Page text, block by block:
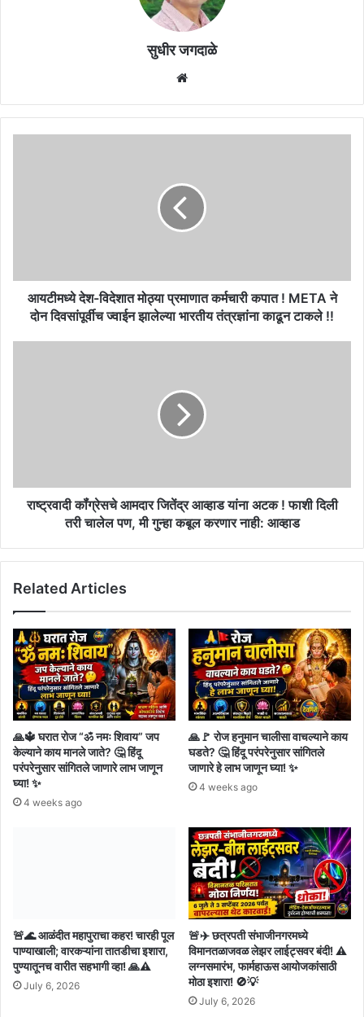
सुधीर जगदाळे
META
आयटीमध्ये देश-विदेशात मोठ्या प्रमाणात कर्मचारी कपात ! META ने
दोन दिवसांपूर्वीच ज्वाईन झालेल्या भारतीय तंत्रज्ञांना काढून टाकले !!
फाशी
दिली
गुन्हा
नाही:
आव्हाड
राष्ट्रवादी कॉंग्रेसचे आमदार जितेंद्र आव्हाड यांना अटक ! फाशी दिली
तरी चालेल पण, मी गुन्हा कबूल करणार नाही: आव्हाड
Related Articles
🙏🔱 घरात रोज “ॐ नमः शिवाय” जप
केल्याने काय मानले जाते? 🤔 हिंदू
परंपरेनुसार सांगितले जाणारे लाभ जाणून
घ्या! ✨
4 weeks ago
🙏🚩 रोज हनुमान चालीसा वाचल्याने काय
घडते? 🤔 हिंदू परंपरेनुसार सांगितले
जाणारे हे लाभ जाणून घ्या! ✨
4 weeks ago
🚨🌊 आळंदीत महापुराचा कहर! चारही पूल
पाण्याखाली; वारकऱ्यांना तातडीचा इशारा,
पुण्यातूनच वारीत सहभागी व्हा! 🙏⚠️
July 6, 2026
🚨✈️ छत्रपती संभाजीनगरमध्ये
विमानतळाजवळ लेझर लाईट्सवर बंदी! ⚠️
लग्नसमारंभ, फार्महाऊस आयोजकांसाठी
मोठा इशारा! 🚫💡
July 6, 2026